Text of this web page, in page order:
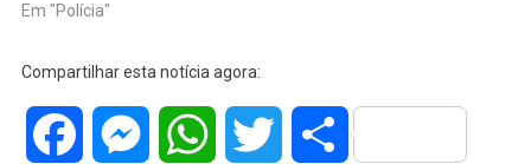
Em "Polícia"
Compartilhar esta notícia agora:
Facebook MessengerWhatsAppTwitter Share